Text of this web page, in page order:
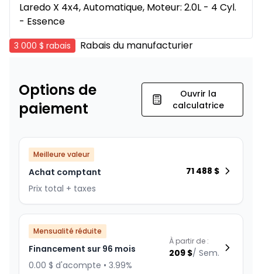
Laredo X 4x4, Automatique, Moteur: 2.0L - 4 Cyl.
- Essence
3 000 $ rabais Rabais du manufacturier
Options de
paiement
Ouvrir la
calculatrice
Meilleure valeur
Achat comptant
Prix total + taxes
71 488 $
Mensualité réduite
Financement sur 96 mois
0.00 $ d'acompte • 3.99%
À partir de :
209 $/ Sem.